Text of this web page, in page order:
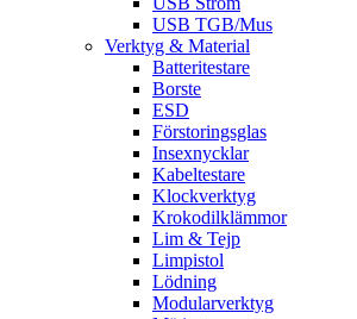
USB TGB/Mus
Verktyg & Material
Batteritestare
Borste
ESD
Förstoringsglas
Insexnycklar
Kabeltestare
Klockverktyg
Krokodilklämmor
Lim & Tejp
Limpistol
Lödning
Modularverktyg